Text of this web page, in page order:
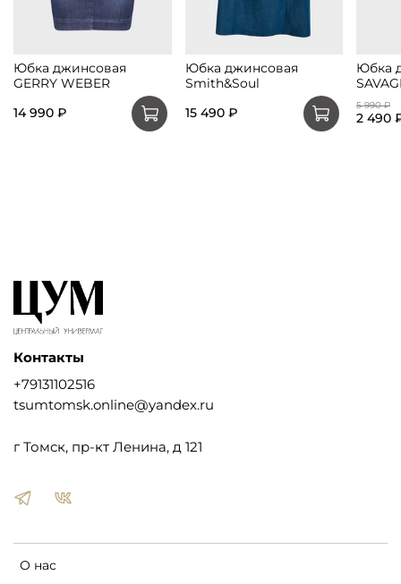
Юбка джинсовая
GERRY WEBER
14 990 ₽
Юбка джинсовая
Smith&Soul
15 490 ₽
Юбка
5 990 ₽
2 490
О нас
Контакты
+79131102516
tsumtomsk.online@yandex.ru
г Томск, пр-кт Ленина, д 121